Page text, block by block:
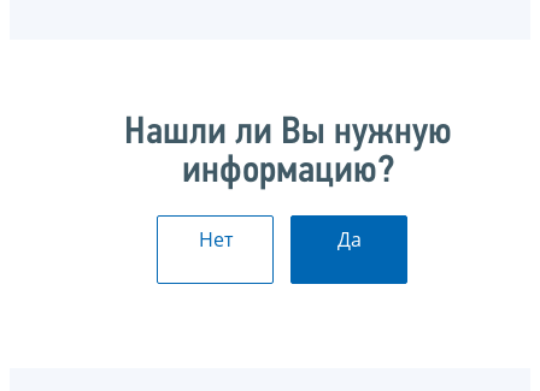
Нашли ли Вы нужную
информацию?
Нет Да